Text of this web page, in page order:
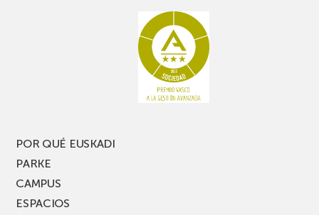
POR QUÉ EUSKADI
PARKE
CAMPUS
ESPACIOS